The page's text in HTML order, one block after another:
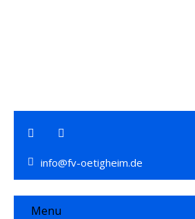
info@fv-oetigheim.de
Menu